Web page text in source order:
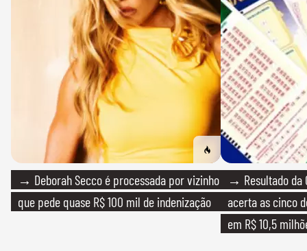
→ Deborah Secco é processada por vizinho
que pede quase R$ 100 mil de indenização
→ Resultado da
acerta as cinco
em R$ 10,5